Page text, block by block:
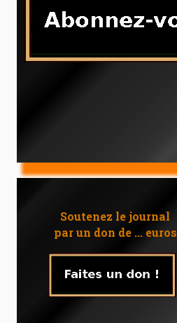
Soutenez le journal
par un don de ... euros